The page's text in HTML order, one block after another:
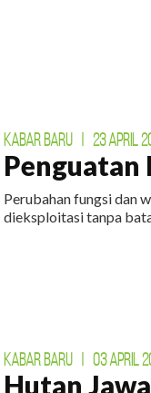
KABAR BARU 23 APRIL
Penguatan
Perubahan fungsi dan
dieksploitasi tanpa
KABAR BARU 03 APRIL
Hutan